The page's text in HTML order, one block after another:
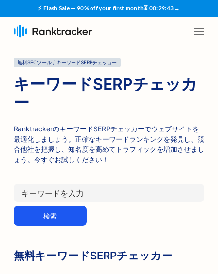
⚡ Flash Sale — 90% off your first month⏳ 00:29:42→
無料SEOツール / キーワードSERPチェッカー
キーワードSERPチェッカ
ー
RanktrackerのキーワードSERPチェッカーでウェブサイトを
最適化しましょう。正確なキーワードランキングを発見し、競
合他社を把握し、知名度を高めてトラフィックを増加させまし
ょう。今すぐお試しください！
検索
無料キーワードSERPチェッカー